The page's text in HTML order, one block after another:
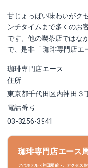
甘じょっぱい味わいがク
ンチタイムまで多くのお
です。他の喫茶店ではな
で、是非「 珈琲専門店エ
珈琲専門店エース
住所
東京都千代田区内神田３
電話番号
03-3256-3941
珈琲専門店エース
アパホテル＜神田駅前＞、アクセス